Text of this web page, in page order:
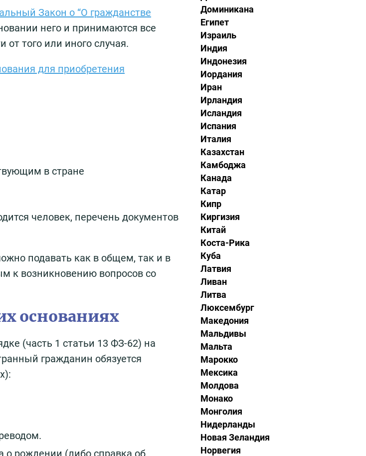
Закон о “О гражданстве
него и принимаются все
от того или иного случая.
для приобретения
в стране
человек, перечень документов
подавать как в общем, так и в
к возникновению вопросов со
основаниях
(часть 1 статьи 13 ФЗ-62) на
гражданин обязуется
Доминикана
Египет
Израиль
Индия
Индонезия
Иордания
Иран
Ирландия
Исландия
Испания
Италия
Казахстан
Камбоджа
Канада
Катар
Кипр
Киргизия
Китай
Коста-Рика
Куба
Латвия
Ливан
Литва
Люксембург
Македония
Мальдивы
Мальта
Марокко
Мексика
Молдова
Монако
Монголия
Нидерланды
Новая Зеландия
Норвегия